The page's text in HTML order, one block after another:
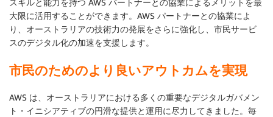
スキルと能力を持つ AWS パートナーとの協業によるメリットを最
大限に活用することができます。AWS パートナーとの協業によ
り、オーストラリアの技術力の発展をさらに強化し、市民サービ
スのデジタル化の加速を支援します。
市民のためのより良いアウトカムを実現
AWS は、オーストラリアにおける多くの重要なデジタルガバメン
ト・イニシアティブの円滑な提供と運用に尽力してきました。毎